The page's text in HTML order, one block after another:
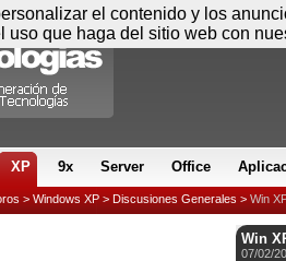
XP 9x Server Office
> Windows XP > Discusiones Generales > Win
Win
07/02/
el contenido y los
uso que haga del sitio web con